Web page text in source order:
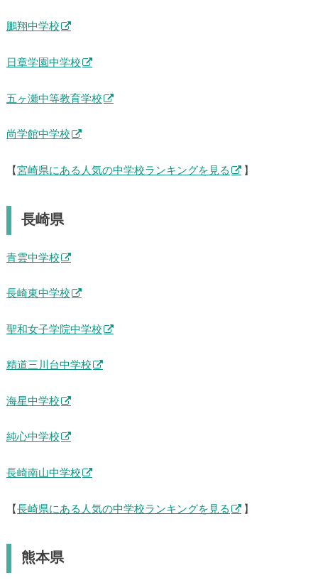
鵬翔中学校
日章学園中学校
五ヶ瀬中等教育学校
尚学館中学校
【 宮崎県にある人気の中学校ランキングを見る 】
長崎県
青雲中学校
長崎東中学校
聖和女子学院中学校
精道三川台中学校
海星中学校
純心中学校
長崎南山中学校
【 長崎県にある人気の中学校ランキングを見る 】
熊本県